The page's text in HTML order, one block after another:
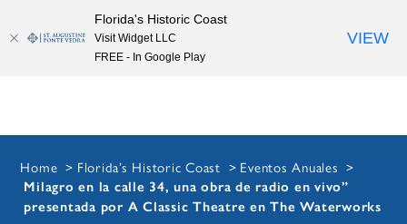
Skip to content
Home Florida’s Historic Coast Eventos Anuales
Milagro en la calle 34, una obra de radio en vivo”
presentada por A Classic Theatre en The Waterworks
Florida's Historic Coast
Visit Widget LLC
FREE - In Google Play
VIEW